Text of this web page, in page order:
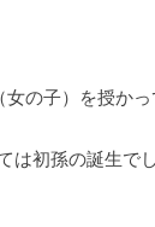
の子）を授かっ
は初孫の誕生でし